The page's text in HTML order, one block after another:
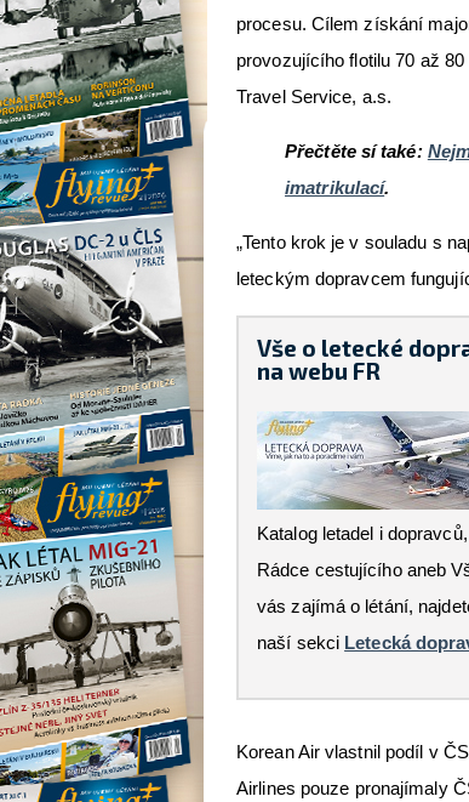
procesu. Cílem získání
provozujícího flotilu 70 až
Travel Service, a.s.
Přečtěte sí také:
imatrikulací.
„Tento krok je v souladu s
leteckým dopravcem
Vše o letecké
na webu FR
Katalog letadel i dopravců,
Rádce cestujícího aneb
vás zajímá o létání,
naší sekci Letecká
Korean Air vlastnil podíl v
Airlines pouze pronajímaly